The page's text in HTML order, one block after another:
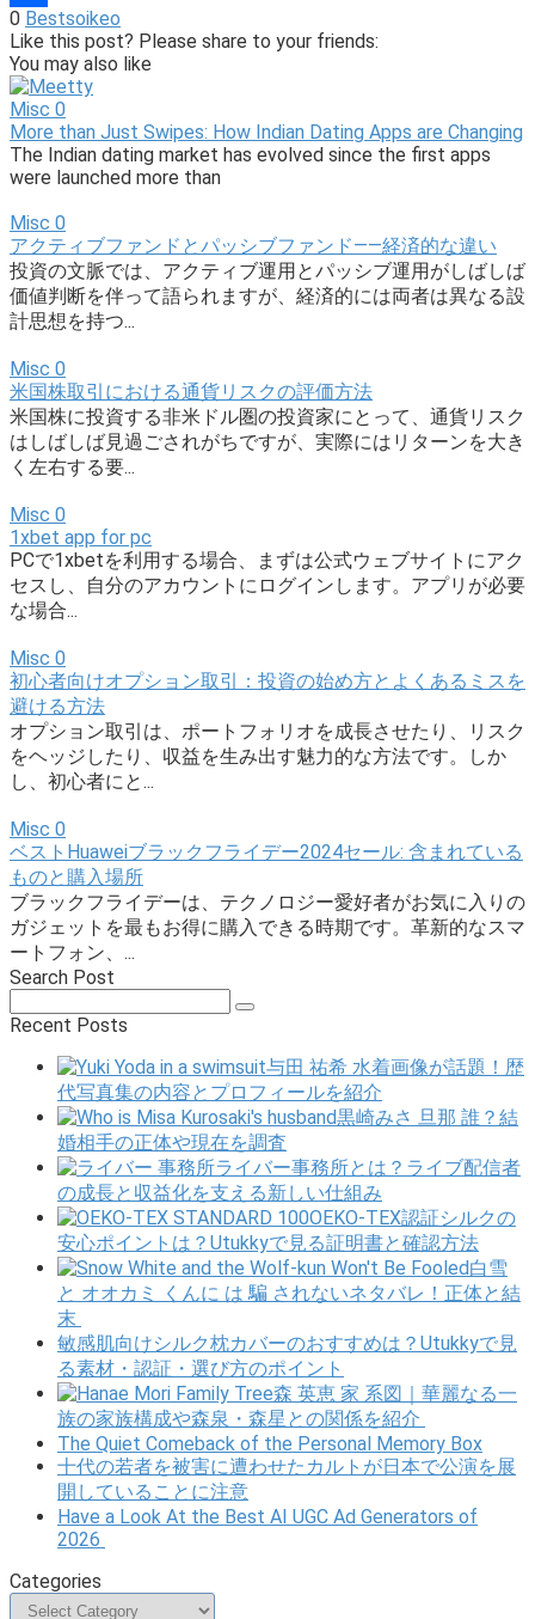
Link
Share
0 Bestsoikeo
Like this post? Please share to your friends:
You may also like
Misc 0
More than Just Swipes: How Indian Dating Apps are Changing
The Indian dating market has evolved since the first apps
were launched more than
Misc 0
アクティブファンドとパッシブファンド――経済的な違い
投資の文脈では、アクティブ運用とパッシブ運用がしばしば
価値判断を伴って語られますが、経済的には両者は異なる設
計思想を持つ...
Misc 0
米国株取引における通貨リスクの評価方法
米国株に投資する非米ドル圏の投資家にとって、通貨リスク
はしばしば見過ごされがちですが、実際にはリターンを大き
く左右する要...
Misc 0
1xbet app for pc
PCで1xbetを利用する場合、まずは公式ウェブサイトにアク
セスし、自分のアカウントにログインします。アプリが必要
な場合...
Misc 0
初心者向けオプション取引：投資の始め方とよくあるミスを
避ける方法
オプション取引は、ポートフォリオを成長させたり、リスク
をヘッジしたり、収益を生み出す魅力的な方法です。しか
し、初心者にと...
Misc 0
ベストHuaweiブラックフライデー2024セール: 含まれている
ものと購入場所
ブラックフライデーは、テクノロジー愛好者がお気に入りの
ガジェットを最もお得に購入できる時期です。革新的なスマ
ートフォン、...
Search Post
Recent Posts
与田 祐希 水着画像が話題！歴
代写真集の内容とプロフィールを紹介
黒崎みさ 旦那 誰？結
婚相手の正体や現在を調査
ライバー事務所とは？ライブ配信者
の成長と収益化を支える新しい仕組み
OEKO-TEX認証シルクの
安心ポイントは？Utukkyで見る証明書と確認方法
白雪
と オオカミ くんに は 騙 されないネタバレ！正体と結
末
敏感肌向けシルク枕カバーのおすすめは？Utukkyで見
る素材・認証・選び方のポイント
森 英恵 家 系図｜華麗なる一
族の家族構成や森泉・森星との関係を紹介
The Quiet Comeback of the Personal Memory Box
十代の若者を被害に遭わせたカルトが日本で公演を展
開していることに注意
Have a Look At the Best AI UGC Ad Generators of
2026
Categories
Categories